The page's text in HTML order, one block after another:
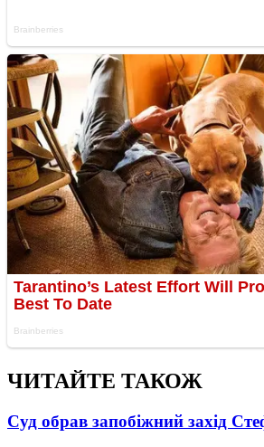
ЧИТАЙТЕ ТАКОЖ
Суд обрав запобіжний захід